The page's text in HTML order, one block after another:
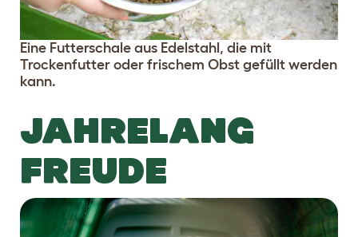
Eine Futterschale aus Edelstahl, die mit
Trockenfutter oder frischem Obst gefüllt werden
kann.
JAHRELANG
FREUDE